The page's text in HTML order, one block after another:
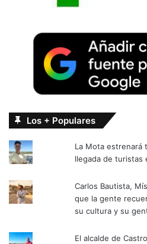
Los + Populares
La Mota estrenará
llegada de turistas
Carlos Bautista,
que la gente
su cultura y su
El alcalde de